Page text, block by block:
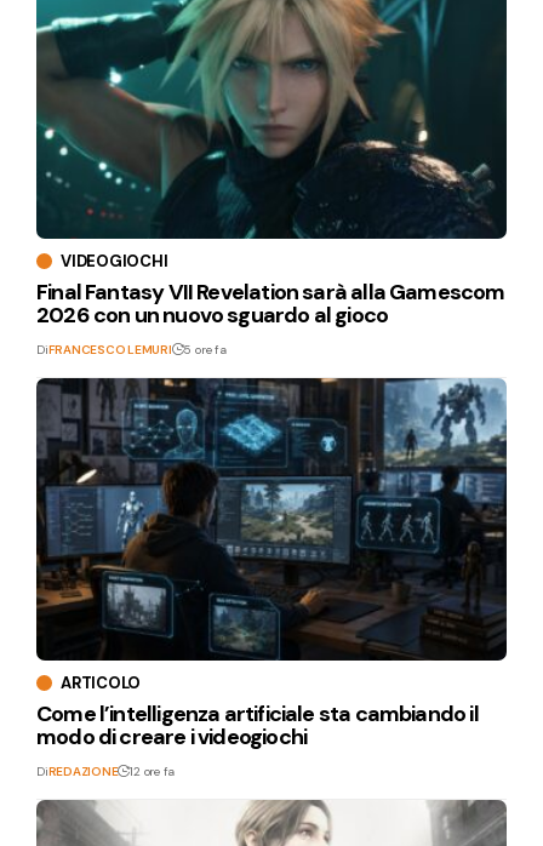
VIDEOGIOCHI
Final Fantasy VII Revelation sarà alla Gamescom
2026 con un nuovo sguardo al gioco
DiFRANCESCO LEMURI 5 ore fa
ARTICOLO
Come l’intelligenza artificiale sta cambiando il
modo di creare i videogiochi
DiREDAZIONE 12 ore fa